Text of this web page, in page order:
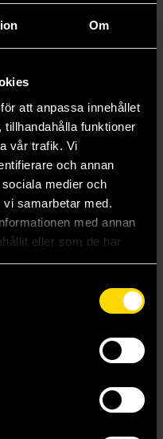
Om
att anpassa innehållet
funktioner
vår trafik. Vi
och annan
medier och
samarbetar med.
med annan
eller som de har
tjänster.